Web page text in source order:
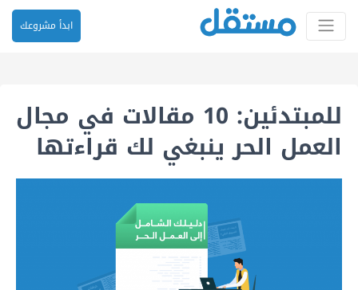
ابدأ مشروعك
للمبتدئين: 10 مقالات في مجال
العمل الحر ينبغي لك قراءتها